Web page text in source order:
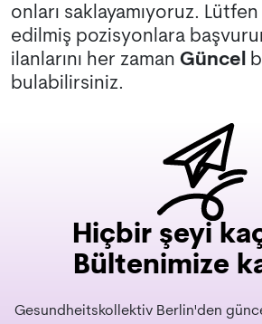
onları saklayamıyoruz. Lütfen
edilmiş pozisyonlara
ilanlarını her zaman Güncel
bulabilirsiniz.
Hiçbir şeyi
Bültenimize
Gesundheitskollektiv Berlin'den